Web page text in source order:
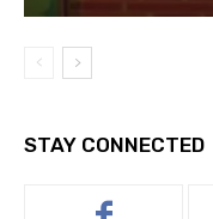
STAY CONNECTED